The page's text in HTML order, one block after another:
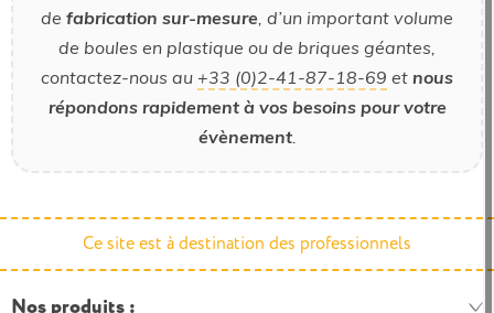
de fabrication sur-mesure, d’un important volume
de boules en plastique ou de briques géantes,
contactez-nous au +33 (0)2-41-87-18-69 et nous
répondons rapidement à vos besoins pour votre
évènement.
Ce site est à destination des professionnels
Nos produits